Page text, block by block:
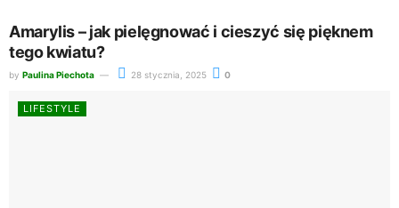
Amarylis – jak pielęgnować i cieszyć się pięknem
tego kwiatu?
by Paulina Piechota 28 stycznia, 2025 0
LIFESTYLE